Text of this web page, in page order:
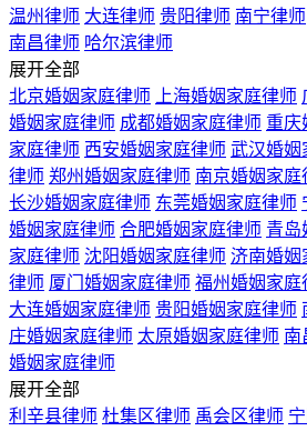
温州律师 大连律师 贵阳律师 南宁律师
南昌律师 哈尔滨律师
展开全部
北京婚姻家庭律师
上海婚姻家庭律师
婚姻家庭律师 成都婚姻家庭律师 重庆
家庭律师 西安婚姻家庭律师 武汉婚姻
律师 郑州婚姻家庭律师 南京婚姻家庭
长沙婚姻家庭律师 东莞婚姻家庭律师
婚姻家庭律师 合肥婚姻家庭律师 青岛
家庭律师 沈阳婚姻家庭律师 济南婚姻
律师 厦门婚姻家庭律师 福州婚姻家庭
大连婚姻家庭律师 贵阳婚姻家庭律师
庄婚姻家庭律师 太原婚姻家庭律师 南
婚姻家庭律师
展开全部
利辛县律师 杜集区律师 禹会区律师